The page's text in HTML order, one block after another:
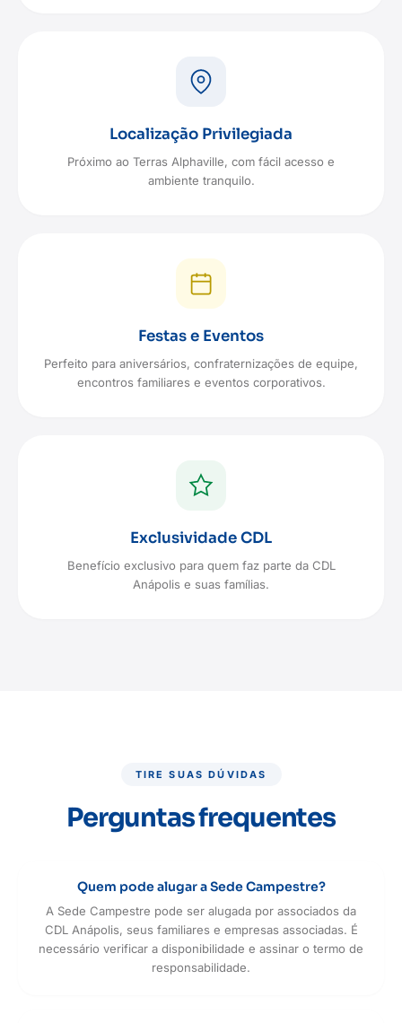
Localização Privilegiada
Próximo ao Terras Alphaville, com fácil acesso e
ambiente tranquilo.
Festas e Eventos
Perfeito para aniversários, confraternizações de equipe,
encontros familiares e eventos corporativos.
Exclusividade CDL
Benefício exclusivo para quem faz parte da CDL
Anápolis e suas famílias.
TIRE SUAS DÚVIDAS
Perguntas frequentes
Quem pode alugar a Sede Campestre?
A Sede Campestre pode ser alugada por associados da
CDL Anápolis, seus familiares e empresas associadas. É
necessário verificar a disponibilidade e assinar o termo de
responsabilidade.